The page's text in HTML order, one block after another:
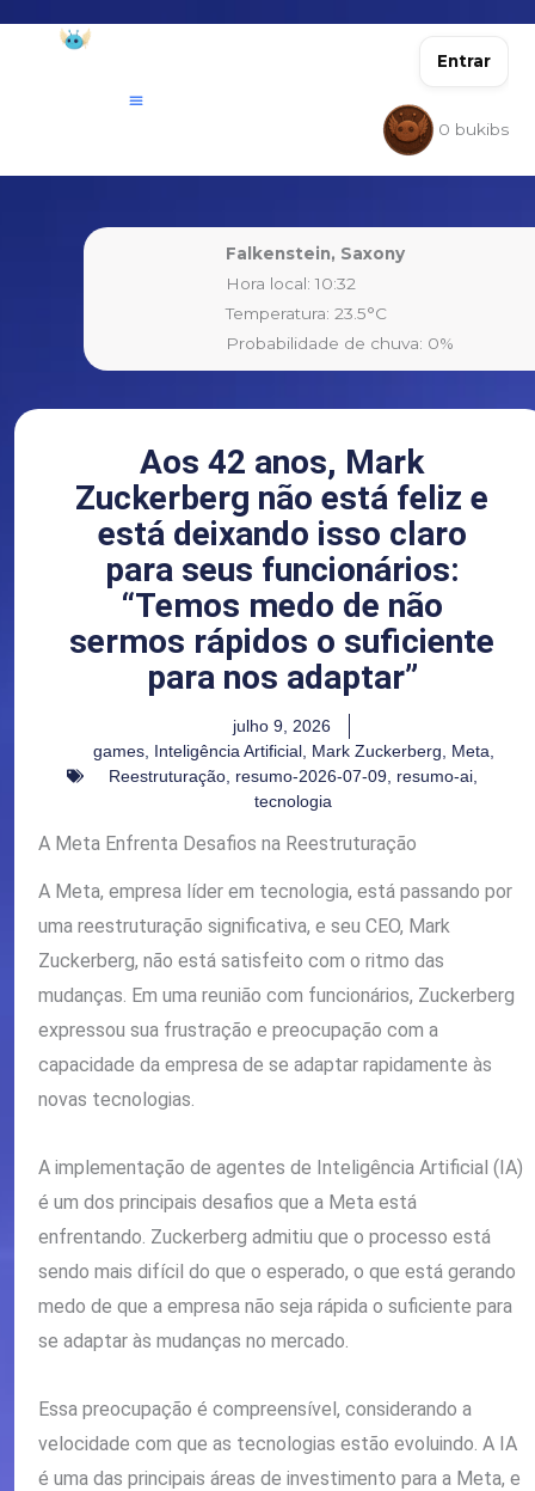
Entrar
0 bukibs
Falkenstein, Saxony
Hora local: 10:32
Temperatura: 23.5°C
Probabilidade de chuva: 0%
Aos 42 anos, Mark
Zuckerberg não está feliz e
está deixando isso claro
para seus funcionários:
“Temos medo de não
sermos rápidos o suficiente
para nos adaptar”
julho 9, 2026
games, Inteligência Artificial, Mark Zuckerberg Meta
Reestruturação resumo-2026-07-09 resumo-ai
tecnologia
A Meta Enfrenta Desafios na Reestruturação
A Meta, empresa líder em tecnologia, está passando por
uma reestruturação significativa, e seu CEO, Mark
Zuckerberg, não está satisfeito com o ritmo das
mudanças. Em uma reunião com funcionários, Zuckerberg
expressou sua frustração e preocupação com a
capacidade da empresa de se adaptar rapidamente às
novas tecnologias.
A implementação de agentes de Inteligência Artificial (IA)
é um dos principais desafios que a Meta está
enfrentando. Zuckerberg admitiu que o processo está
sendo mais difícil do que o esperado, o que está gerando
medo de que a empresa não seja rápida o suficiente para
se adaptar às mudanças no mercado.
Essa preocupação é compreensível, considerando a
velocidade com que as tecnologias estão evoluindo. A IA
é uma das principais áreas de investimento para a Meta, e